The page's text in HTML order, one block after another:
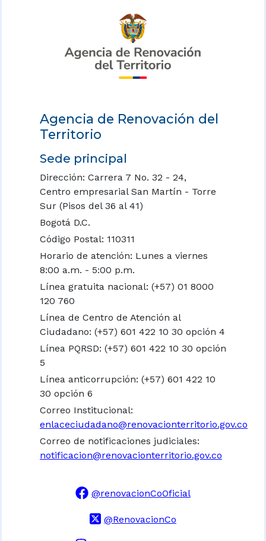
Agencia de Renovación del
Territorio
Sede principal
Dirección: Carrera 7 No. 32 - 24,
Centro empresarial San Martín - Torre
Sur (Pisos del 36 al 41)
Bogotá D.C.
Código Postal: 110311
Horario de atención: Lunes a viernes
8:00 a.m. - 5:00 p.m.
Línea gratuita nacional: (+57) 01 8000
120 760
Línea de Centro de Atención al
Ciudadano: (+57) 601 422 10 30 opción 4
Línea PQRSD: (+57) 601 422 10 30 opción
5
Línea anticorrupción: (+57) 601 422 10
30 opción 6
Correo Institucional:
enlaceciudadano@renovacionterritorio.gov.co
Correo de notificaciones judiciales:
notificacion@renovacionterritorio.gov.co
@renovacionCoOficial
@RenovacionCo